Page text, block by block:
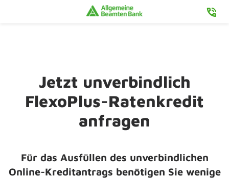
Jetzt unverbindlich
FlexoPlus-Ratenkredit
anfragen
Für das Ausfüllen des unverbindlichen
Online-Kreditantrags benötigen Sie wenige